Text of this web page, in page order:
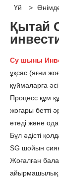
Үй >
Қытай
Су шыны
ұқсас (яғни
құймаларға
Процесс құм
жоғары бетті
етеді және
Бұл әдісті
SG шойын
Жоғалған
айырмашылық